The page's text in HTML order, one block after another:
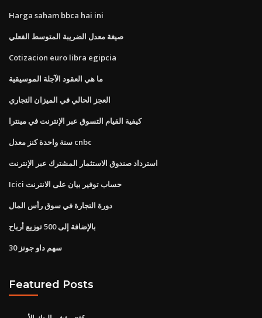
Harga saham bbca hai ini
صيغة معدل الضريبة المتوسط ​​الفعلي
Cotizacion euro libra egipcia
ما هي العقود الآجلة الموسيقية
العجز الحالي في الميزان التجاري
كيفية القيام التسوق عبر الإنترنت في مينترا
سنة واحدة كنز معدل cnbc
استرداد صندوق الاستثمار المشترك عبر الإنترنت
Icici حساب توفير بيان على الانترنت
دورة التجارة في سوق رأس المال
بالإضافة إلى 500 توزيع أرباح
30 سهم داو جونز
Featured Posts